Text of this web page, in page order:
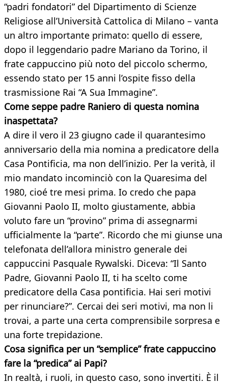
“padri fondatori” del Dipartimento di Scienze
Religiose all’Università Cattolica di Milano – vanta
un altro importante primato: quello di essere,
dopo il leggendario padre Mariano da Torino, il
frate cappuccino più noto del piccolo schermo,
essendo stato per 15 anni l’ospite fisso della
trasmissione Rai “A Sua Immagine”.
Come seppe padre Raniero di questa nomina
inaspettata?
A dire il vero il 23 giugno cade il quarantesimo
anniversario della mia nomina a predicatore della
Casa Pontificia, ma non dell’inizio. Per la verità, il
mio mandato incominciò con la Quaresima del
1980, cioé tre mesi prima. Io credo che papa
Giovanni Paolo II, molto giustamente, abbia
voluto fare un “provino” prima di assegnarmi
ufficialmente la “parte”. Ricordo che mi giunse una
telefonata dell’allora ministro generale dei
cappuccini Pasquale Rywalski. Diceva: “Il Santo
Padre, Giovanni Paolo II, ti ha scelto come
predicatore della Casa pontificia. Hai seri motivi
per rinunciare?”. Cercai dei seri motivi, ma non li
trovai, a parte una certa comprensibile sorpresa e
una forte trepidazione.
Cosa significa per un “semplice” frate cappuccino
fare la “predica” ai Papi?
In realtà, i ruoli, in questo caso, sono invertiti. È il